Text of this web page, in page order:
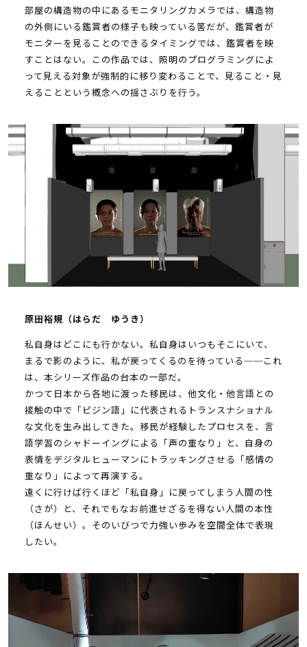
部屋の構造物の中にあるモニタリングカメラでは、構造物
の外側にいる鑑賞者の様子も映っている筈だが、鑑賞者が
モニターを見ることのできるタイミングでは、鑑賞者を映
すことはない。この作品では、照明のプログラミングによ
って見える対象が強制的に移り変わることで、見ること・見
えることという概念への揺さぶりを行う。
原田裕規（はらだ ゆうき）
私自身はどこにも行かない。私自身はいつもそこにいて、
まるで影のように、私が戻ってくるのを待っている──これ
は、本シリーズ作品の台本の一部だ。
かつて日本から各地に渡った移民は、他文化・他言語との
接触の中で「ピジン語」に代表されるトランスナショナル
な文化を生み出してきた。移民が経験したプロセスを、言
語学習のシャドーイングによる「声の重なり」と、自身の
表情をデジタルヒューマンにトラッキングさせる「感情の
重なり」によって再演する。
遠くに行けば行くほど「私自身」に戻ってしまう人間の性
（さが）と、それでもなお前進せざるを得ない人間の本性
（ほんせい）。そのいびつで力強い歩みを空間全体で表現
したい。